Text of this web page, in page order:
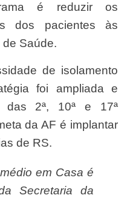
dos pacientes às
Saúde.
foi ampliada e
das 2ª, 10ª e 17ª
da AF é implantar
de RS.
Secretaria da